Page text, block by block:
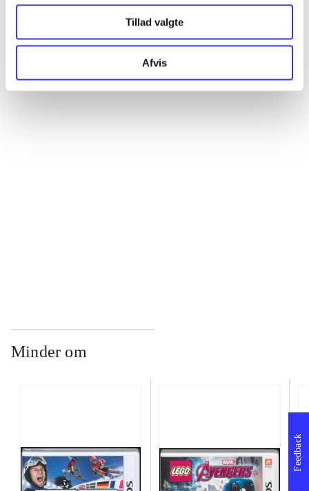
Tillad valgte
Afvis
Artikler
Alle registrerede artikler fordelt på udgivelser
Minder om
Feedback